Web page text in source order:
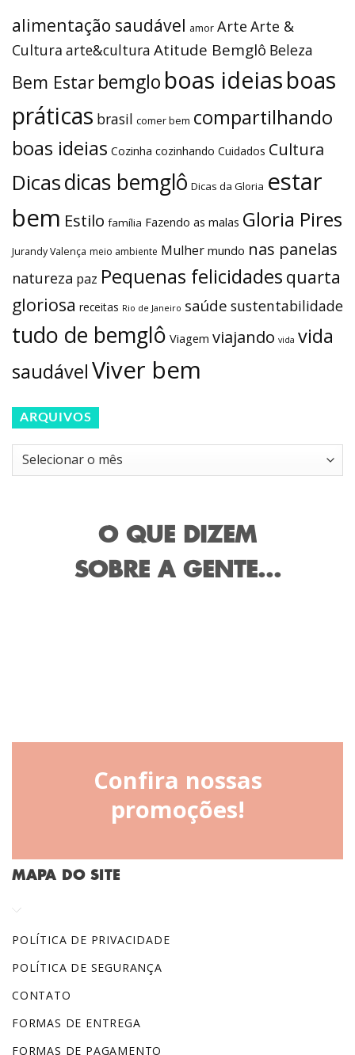
alimentação saudável amor Arte Arte &
Cultura arte&cultura Atitude Bemglô Beleza
Bem Estar bemglo boas ideiasboas
práticas brasil comer bem compartilhando
boas ideias Cozinha cozinhando Cuidados Cultura
Dicasdicas bemglô Dicas da Gloria estar
bem Estilo família Fazendo as malas Gloria Pires
Jurandy Valença meio ambiente Mulher mundo nas panelas
natureza paz Pequenas felicidades quarta
gloriosa receitas Rio de Janeiro saúde sustentabilidade
tudo de bemglô Viagem viajando vida vida
saudávelViver bem
ARQUIVOS
Arquivos
O QUE DIZEM
SOBRE A GENTE...
Confira nossas
promoções!
MAPA DO SITE
POLÍTICA DE PRIVACIDADE
POLÍTICA DE SEGURANÇA
CONTATO
FORMAS DE ENTREGA
FORMAS DE PAGAMENTO